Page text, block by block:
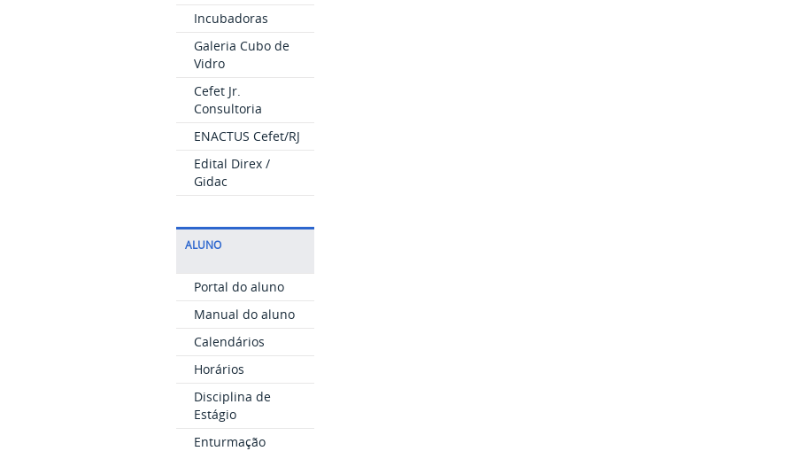
Incubadoras
Galeria Cubo de
Vidro
Cefet Jr.
Consultoria
ENACTUS Cefet/RJ
Edital Direx /
Gidac
ALUNO
Portal do aluno
Manual do aluno
Calendários
Horários
Disciplina de
Estágio
Enturmação